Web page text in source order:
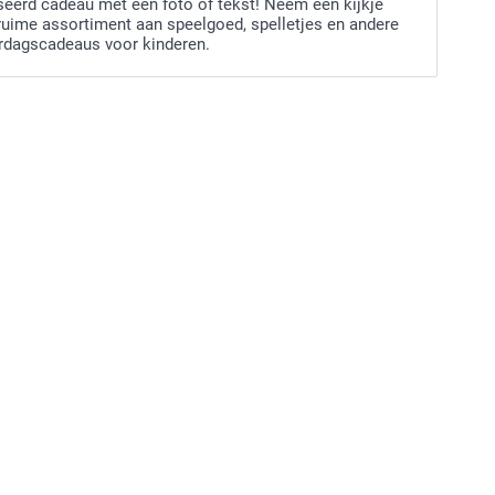
door de hoeken van de foto te verslepen met je
met het pictogram verschijnt een
driehoekje niet, dan is de resolutie voldoende en hoef je
cadeau met een foto of tekst! Neem een kijkje
assortiment aan speelgoed, spelletjes en andere
voor kinderen.